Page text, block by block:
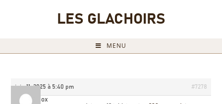
LES GLACHOIRS
MENU
juin 11, 2025 à 5:40 pm #7278
Billysox